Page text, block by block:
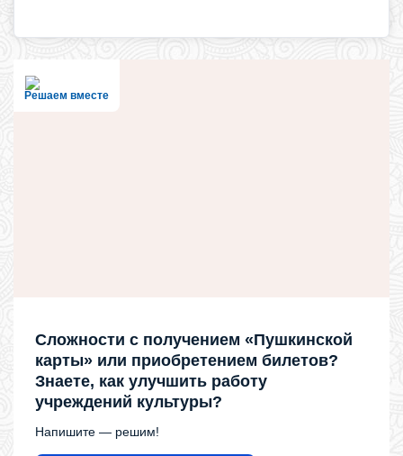
Решаем вместе
Сложности с получением «Пушкинской
карты» или приобретением билетов?
Знаете, как улучшить работу
учреждений культуры?
Напишите — решим!